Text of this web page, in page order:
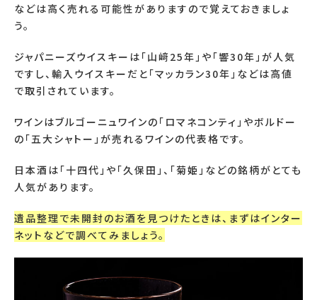
などは高く売れる可能性がありますので覚えておきましょ
う。
ジャパニーズウイスキーは「山﨑25年」や「響30年」が人気
ですし、輸入ウイスキーだと「マッカラン30年」などは高値
で取引されています。
ワインはブルゴーニュワインの「ロマネコンティ」やボルドー
の「五大シャトー」が売れるワインの代表格です。
日本酒は「十四代」や「久保田」、「菊姫」などの銘柄がとても
人気があります。
遺品整理で未開封のお酒を見つけたときは、まずはインター
ネットなどで調べてみましょう。